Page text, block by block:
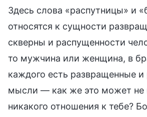
Здесь слова «распутницы» и
относятся к сущности
скверны и распущенности
то мужчина или женщина, в
каждого есть развращенные и
мысли — как же это может не
никакого отношения к тебе?